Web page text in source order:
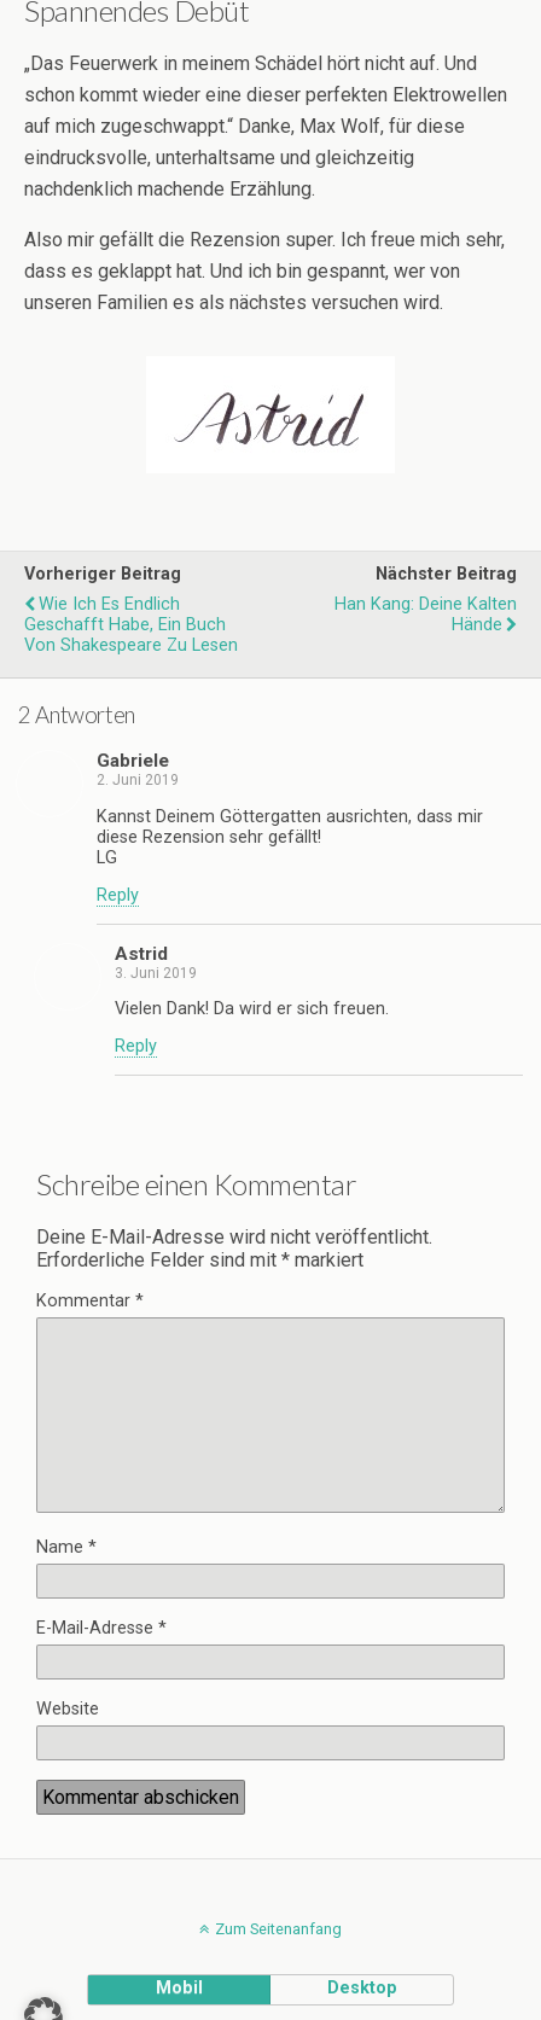
Spannendes Debüt
„Das Feuerwerk in meinem Schädel hört nicht auf. Und
schon kommt wieder eine dieser perfekten Elektrowellen
auf mich zugeschwappt.“ Danke, Max Wolf, für diese
eindrucksvolle, unterhaltsame und gleichzeitig
nachdenklich machende Erzählung.
Also mir gefällt die Rezension super. Ich freue mich sehr,
dass es geklappt hat. Und ich bin gespannt, wer von
unseren Familien es als nächstes versuchen wird.
Vorheriger Beitrag
Wie Ich Es Endlich
Geschafft Habe, Ein Buch
Von Shakespeare Zu Lesen
Nächster Beitrag
Han Kang: Deine Kalten
Hände
2 Antworten
Gabriele
2. Juni 2019
Kannst Deinem Göttergatten ausrichten, dass mir
diese Rezension sehr gefällt!
LG
Reply
Astrid
3. Juni 2019
Vielen Dank! Da wird er sich freuen.
Reply
Schreibe einen Kommentar
Deine E-Mail-Adresse wird nicht veröffentlicht.
Erforderliche Felder sind mit * markiert
Kommentar *
Name *
E-Mail-Adresse *
Website
Zum Seitenanfang
Mobil Desktop